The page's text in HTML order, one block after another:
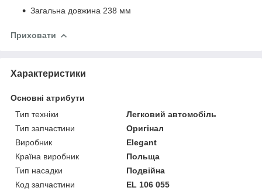
Загальна довжина 238 мм
Приховати
Характеристики
Основні атрибути
Тип техніки
Легковий автомобіль
Тип запчастини
Оригінал
Виробник
Elegant
Країна виробник
Польща
Тип насадки
Подвійна
Код запчастини
EL 106 055